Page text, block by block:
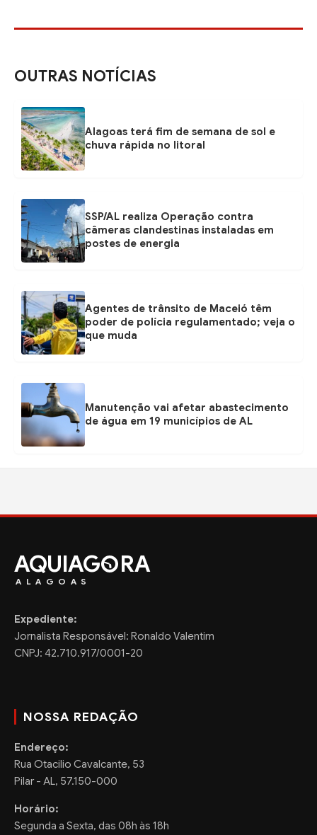
OUTRAS NOTÍCIAS
Alagoas terá fim de semana de sol e
chuva rápida no litoral
SSP/AL realiza Operação contra
câmeras clandestinas instaladas em
postes de energia
Agentes de trânsito de Maceió têm
poder de polícia regulamentado; veja o
que muda
Manutenção vai afetar abastecimento
de água em 19 municípios de AL
AQUIAG RA
ALAGOAS
Expediente:
Jornalista Responsável: Ronaldo Valentim
CNPJ: 42.710.917/0001-20
NOSSA REDAÇÃO
Endereço:
Rua Otacilio Cavalcante, 53
Pilar - AL, 57.150-000
Horário:
Segunda a Sexta, das 08h às 18h